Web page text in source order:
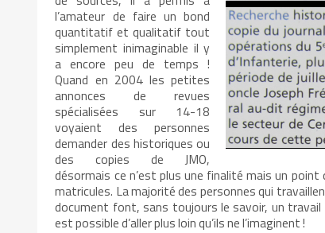
l’amateur de faire un bond
quantitatif et qualitatif tout
simplement inimaginable il y
a encore peu de temps !
Quand en 2004 les petites
annonces de revues
spécialisées sur 14-18
voyaient des personnes
demander des historiques ou
des copies de JMO,
désormais ce n’est plus une finalité mais un
matricules. La majorité des personnes qui
document font, sans toujours le savoir, un travail
est possible d’aller plus loin qu’ils ne l’imaginent !